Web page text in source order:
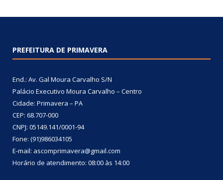
PREFEITURA DE PRIMAVERA
End.: Av. Gal Moura Carvalho S/N
Palácio Executivo Moura Carvalho – Centro
Cidade: Primavera – PA
CEP: 68.707-000
CNPJ: 05149.141/0001-94
Fone: (91)986034105
E-mail: ascomprimavera@gmail.com
Horário de atendimento: 08:00 às 14:00